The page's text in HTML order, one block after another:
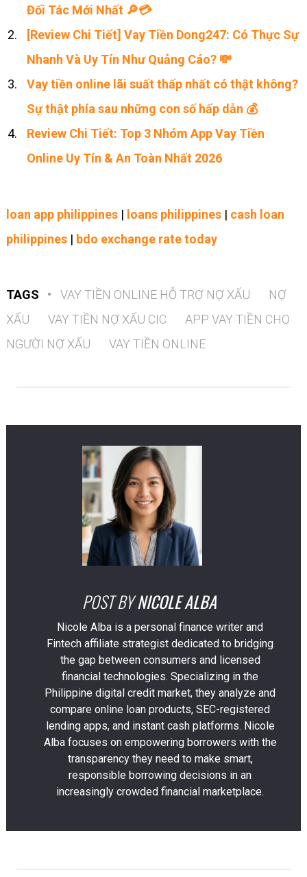
Đối Tác Mới Nhất 🔎💳
[Review Chi Tiết] Vay Tiền Dong247: Có Thực Sự
Nhanh Và Uy Tín Như Quảng Cáo? 💸
Vay tiền online lãi suất thấp nhất có thật không?
Sự thật phía sau những con số hấp dẫn 💰
Review Chi Tiết: Top 3 Nhóm App Vay Tiền
Online Uy Tín & An Toàn Nhất 2026
loan app philippines| loans philippines| cash loan
philippines| bdo exchange rate today
TAGS • VAY TIỀN ONLINE HỖ TRỢ NỢ XẤU
NỢ
XẤU
VAY TIỀN NỢ XẤU CIC
APP VAY TIỀN CHO
NGƯỜI NỢ XẤU
VAY TIỀN ONLINE
POST BYNICOLE ALBA
Nicole Alba is a personal finance writer and
Fintech affiliate strategist dedicated to bridging
the gap between consumers and licensed
financial technologies. Specializing in the
Philippine digital credit market, they analyze and
compare online loan products, SEC-registered
lending apps, and instant cash platforms. Nicole
Alba focuses on empowering borrowers with the
transparency they need to make smart,
responsible borrowing decisions in an
increasingly crowded financial marketplace.